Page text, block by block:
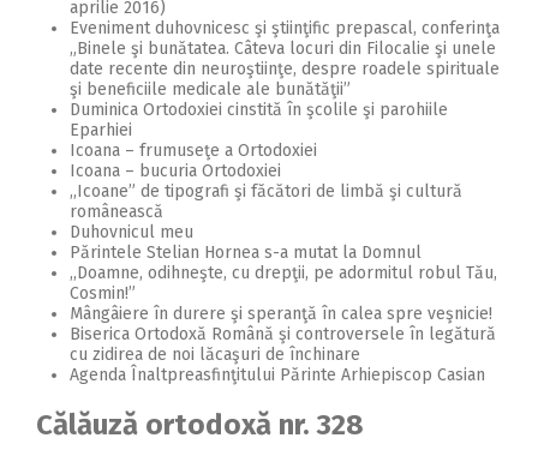
aprilie 2016)
Eveniment duhovnicesc şi ştiinţific prepascal, conferinţa
„Binele şi bunătatea. Câteva locuri din Filocalie şi unele
date recente din neuroştiinţe, despre roadele spirituale
şi beneficiile medicale ale bunătăţii”
Duminica Ortodoxiei cinstită în şcolile şi parohiile
Eparhiei
Icoana – frumuseţe a Ortodoxiei
Icoana – bucuria Ortodoxiei
,,Icoane” de tipografi şi făcători de limbă şi cultură
românească
Duhovnicul meu
Părintele Stelian Hornea s-a mutat la Domnul
,,Doamne, odihneşte, cu drepţii, pe adormitul robul Tău,
Cosmin!”
Mângâiere în durere şi speranţă în calea spre veşnicie!
Biserica Ortodoxă Română şi controversele în legătură
cu zidirea de noi lăcaşuri de închinare
Agenda Înaltpreasfinţitului Părinte Arhiepiscop Casian
Călăuză ortodoxă nr. 328